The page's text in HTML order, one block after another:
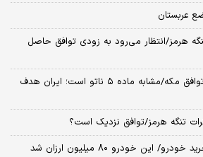
عربستان
هرمز/انتظار می‌رود به زودی توافق حاصل
توضیح مهم فیدان درباره توافق مکه/مشابه ماده ۵ ناتو است؛ ایران هدف
تنگه هرمز/توافق نزدیک است؟
خودرو ۸۰ میلیون ارزان شد